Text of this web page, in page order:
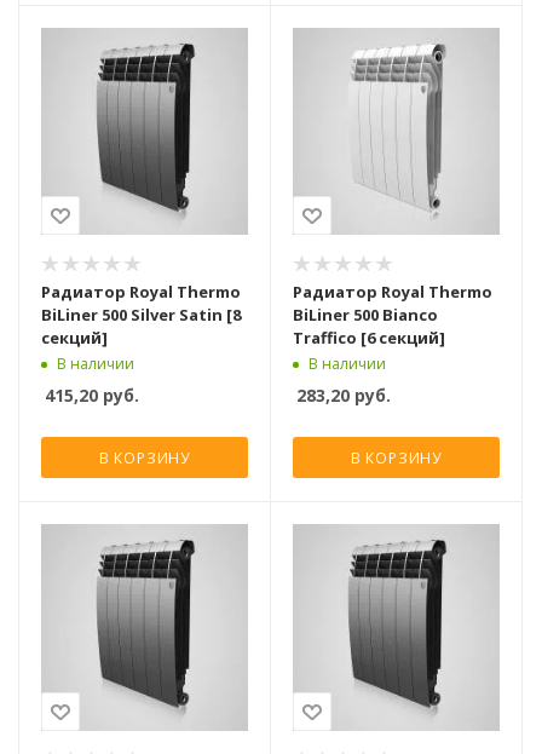
Радиатор Royal Thermo
BiLiner 500 Silver Satin [8
секций]
В наличии
415,20 руб.
В КОРЗИНУ
Радиатор Royal Thermo
BiLiner 500 Bianco
Traffico [6 секций]
В наличии
283,20 руб.
В КОРЗИНУ